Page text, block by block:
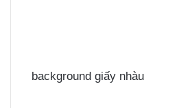
background giấy nhàu